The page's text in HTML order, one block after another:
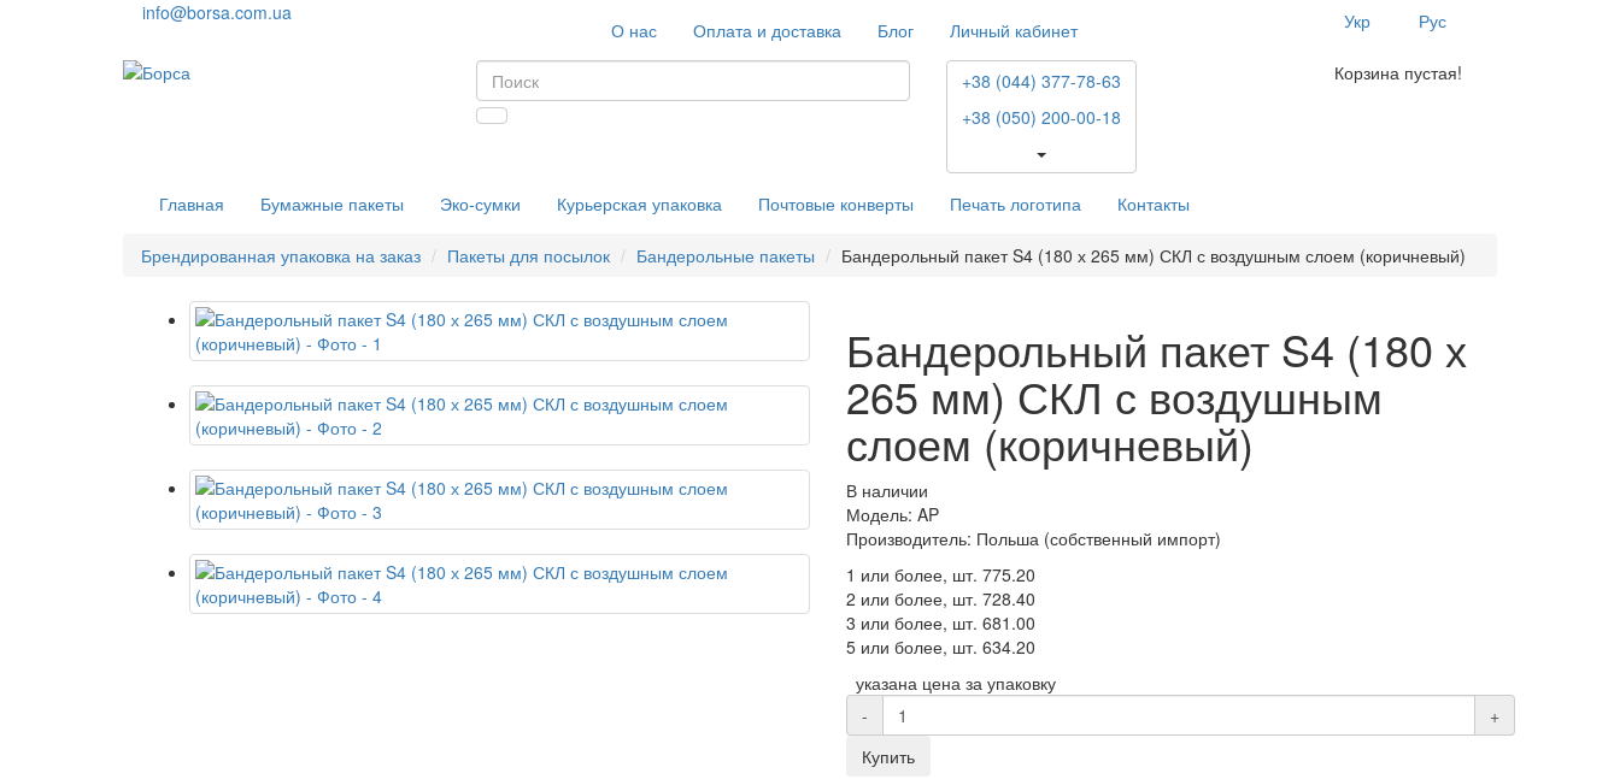
info@borsa.com.ua
О нас Оплата и доставка Блог Личный кабинет Укр Рус
+38 (044) 377-78-63
+38 (050) 200-00-18
Корзина пустая!
Главная Бумажные пакеты Эко-сумки Курьерская упаковка Почтовые конверты Печать логотипа Контакты
Брендированная упаковка на заказ Пакеты для посылок Бандерольные пакеты Бандерольный пакет S4 (180 х 265 мм) СКЛ с воздушным слоем (коричневый)
Бандерольный пакет S4 (180 х
265 мм) СКЛ с воздушным
слоем (коричневый)
В наличии
Модель: AP
Производитель: Польша (собственный импорт)
1 или более, шт. 775.20
2 или более, шт. 728.40
3 или более, шт. 681.00
5 или более, шт. 634.20
указана цена за упаковку
-
+
Купить